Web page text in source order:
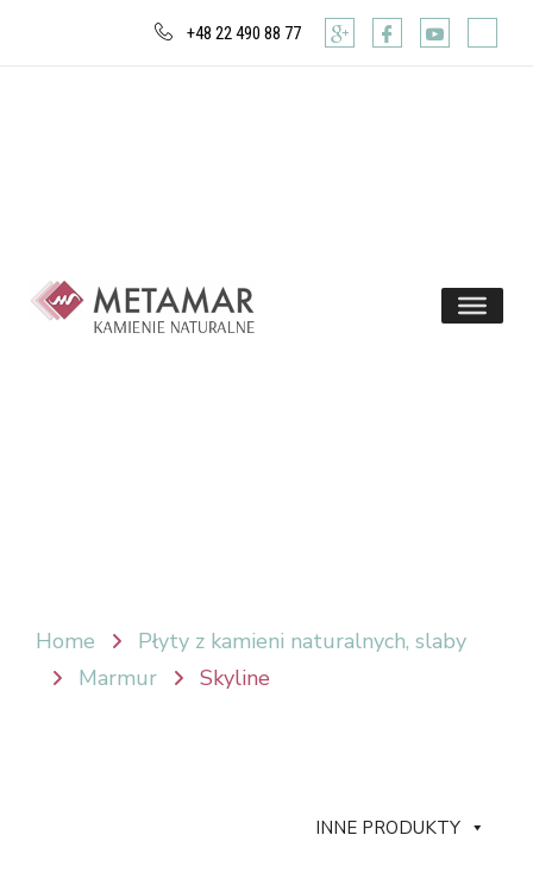
+48 22 490 88 77
Home
Płyty z kamieni naturalnych, slaby
Marmur
Skyline
INNE PRODUKTY